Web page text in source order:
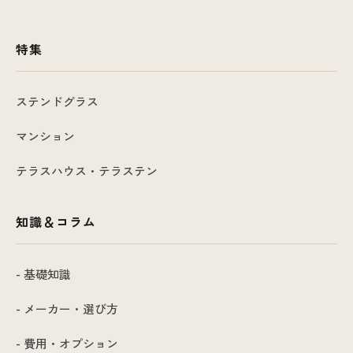
特集
ステンドグラス
マンション
テラスハウス・テラステン
知識＆コラム
- 基礎知識
- メーカー・選び方
- 費用・オプション